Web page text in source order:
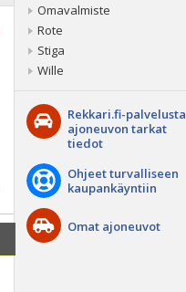
Omavalmiste
Rote
Stiga
Wille
Rekkari.fi-palvelusta
ajoneuvon tarkat
tiedot
Ohjeet turvalliseen
kaupankäyntiin
Omat ajoneuvot